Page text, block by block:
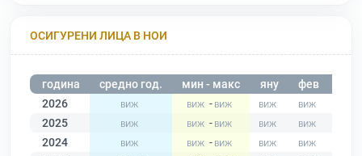
ОСИГУРЕНИ ЛИЦА В НОИ
година средно год. мин - макс яну фев
2026
-
2025
-
2024
-